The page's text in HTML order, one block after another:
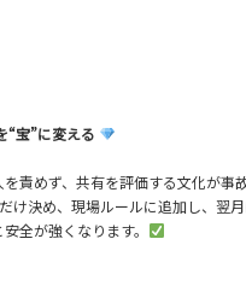
宝”に変える
責めず、共有を評価する文化が事
け決め、現場ルールに追加し、翌
全が強くなります。